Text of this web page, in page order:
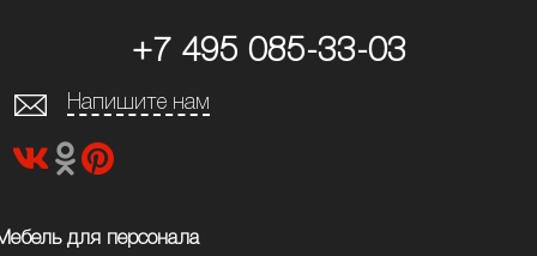
для персонала
+7 495 085-33-03
Напишите нам